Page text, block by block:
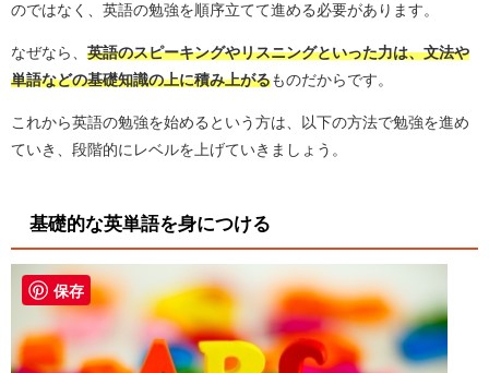
のではなく、英語の勉強を順序立てて進める必要があります。
なぜなら、 英語のスピーキングやリスニングといった力は、文法や
単語などの基礎知識の上に積み上がるものだからです。
これから英語の勉強を始めるという方は、以下の方法で勉強を進め
ていき、段階的にレベルを上げていきましょう。
基礎的な英単語を身につける
保存